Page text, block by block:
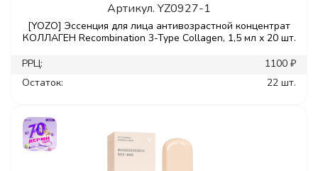
Артикул. YZ0927-1
[YOZO] Эссенция для лица антивозрастной концентрат
КОЛЛАГЕН Recombination 3-Type Collagen, 1,5 мл х 20 шт.
РРЦ:
1100 ₽
Остаток:
22 шт.